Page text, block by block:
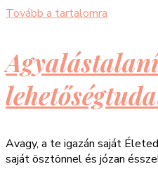
Tovább a tartalomra
Avagy, a te igazán saját
saját ösztönnel és józan